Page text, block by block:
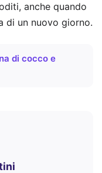
anche quando
di un nuovo giorno.
di cocco e